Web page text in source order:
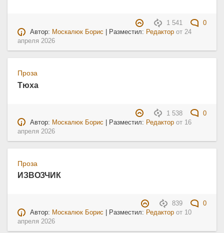
1 541
0
Автор: Москалюк Борис | Разместил: Редактор от24
апреля 2026
Проза
Тюха
1 538
0
Автор: Москалюк Борис | Разместил: Редактор от 16
апреля 2026
Проза
ИЗВОЗЧИК
839
0
Автор: Москалюк Борис | Разместил: Редактор от 10
апреля 2026